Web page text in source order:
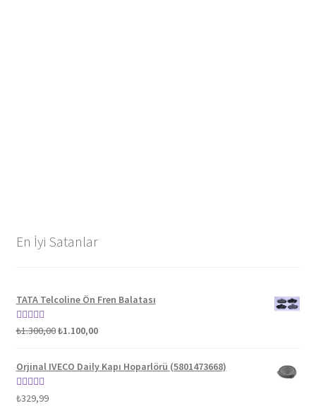
En İyi Satanlar
TATA Telcoline Ön Fren Balatası
5 üzerinden
₺1.300,00Orijinal
₺1.300,00.
₺1.100,00Şu
fiyat:
Orjinal IVECO Daily Kapı Hoparlörü (5801473668)
5 üzerinden
₺329,99